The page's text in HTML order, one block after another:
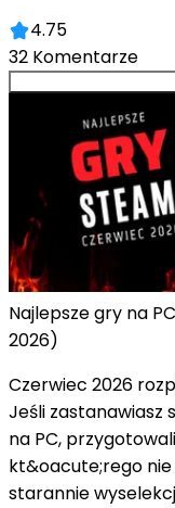
4.75
32 Komentarze
Najlepsze gry na
2026)
Czerwiec 2026
Jeśli zastanawiasz
na PC,
kt&oacute;rego
starannie